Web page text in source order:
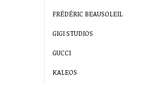
FRÉDÉRIC BEAUSOLEIL
GIGI STUDIOS
GUCCI
KALEOS